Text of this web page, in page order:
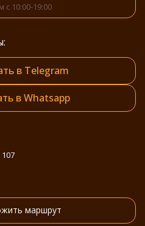
с 10:00-19:00
в Telegram
в Whatsapp
маршрут